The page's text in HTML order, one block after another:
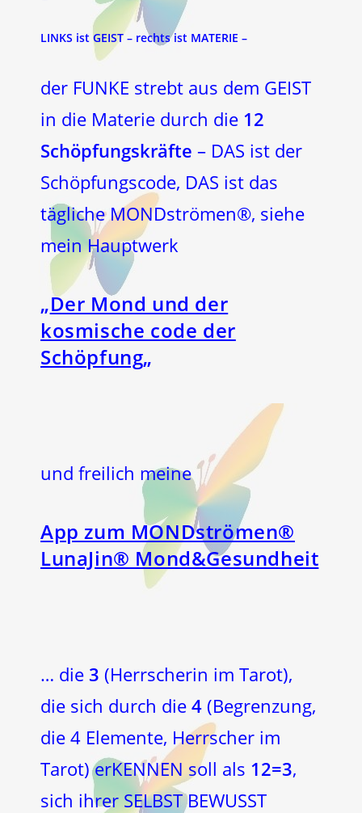
LINKS ist GEIST – rechts ist MATERIE –
der FUNKE strebt aus dem GEIST
in die Materie durch die 12
Schöpfungskräfte – DAS ist der
Schöpfungscode, DAS ist das
tägliche MONDströmen®, siehe
mein Hauptwerk
„Der Mond und der
kosmische code der
Schöpfung„
und freilich meine
App zum MONDströmen®
LunaJin® Mond&Gesundheit
… die 3 (Herrscherin im Tarot),
die sich durch die 4 (Begrenzung,
die 4 Elemente, Herrscher im
Tarot) erKENNEN soll als 12=3,
sich ihrer SELBST BEWUSST